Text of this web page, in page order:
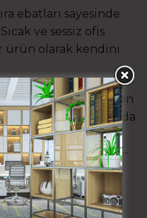
ebatları sayesinde
ve sessiz ofis
ürün olarak kendini
sabitleyici ve izolasyon
balçık kıvamında
tamirat ve parça
halılar genellikle 5-
üretilir. Tamamı
için